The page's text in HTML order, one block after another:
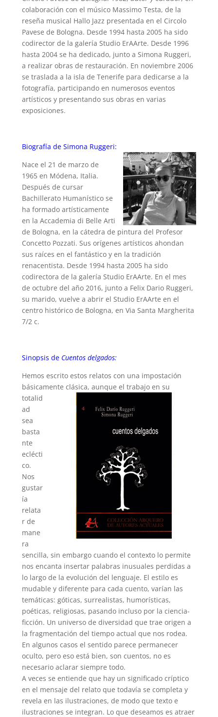
colaboración con el músico Massimo Testa, de la
reseña musical Hallo Jazz presentada en el Circolo
Pavese de Bologna. Desde 1994 hasta 2005 ha sido
codirector de la galería Studio ErAArte. Desde 1996
hasta 2004 se ha dedicado, junto a Simona Ruggeri,
a realizar obras de restauración. En noviembre 2006
se traslada a la isla de Tenerife para dedicarse a la
fotografía, participando en numerosos eventos
artísticos y presentando sus obras en varias
exposiciones.
Biografía de Simona Ruggeri:
Nace el 21 de marzo de
1965 en Módena, Italia.
Después de cursar
Bachillerato Humanístico se
ha formado artísticamente
en la Accademia di Belle Arti
de Bologna, en la cátedra de pintura del Profesor
Concetto Pozzati. Sus orígenes artísticos ahondan
sus raíces en el fantástico y en la tradición
renacentista. Desde 1994 hasta 2005 ha sido
codirectora de la galería Studio ErAArte. En el mes
de octubre del año 2016, junto a Felix Dario Ruggeri,
su marido, vuelve a abrir el Studio ErAArte en el
centro histórico de Bologna, en Via Santa Margherita
7/2 c.
Sinopsis de Cuentos delgados:
Hemos escrito estos relatos con una impostación
básicamente clásica, aunque el trabajo en su
totalid
ad
sea
basta
nte
eclécti
co.
Nos
gustar
ía
relata
r de
mane
ra
sencilla, sin embargo cuando el contexto lo permite
nos encanta insertar palabras inusuales perdidas a
lo largo de la evolución del lenguaje. El estilo es
mudable y diferente para cada cuento, varían las
temáticas: góticas, surrealistas, humorísticas,
poéticas, religiosas, pasando incluso por la ciencia-
ficción. Un universo de diversidad que trae origen a
la fragmentación del tiempo actual que nos rodea.
En algunos casos el sentido parece permanecer
oculto, pero eso está bien, son cuentos, no es
necesario aclarar siempre todo.
A veces se entiende que hay un significado críptico
en el mensaje del relato que todavía se completa y
revela en las ilustraciones, de modo que texto e
ilustraciones se integran. Lo que deseamos es atraer